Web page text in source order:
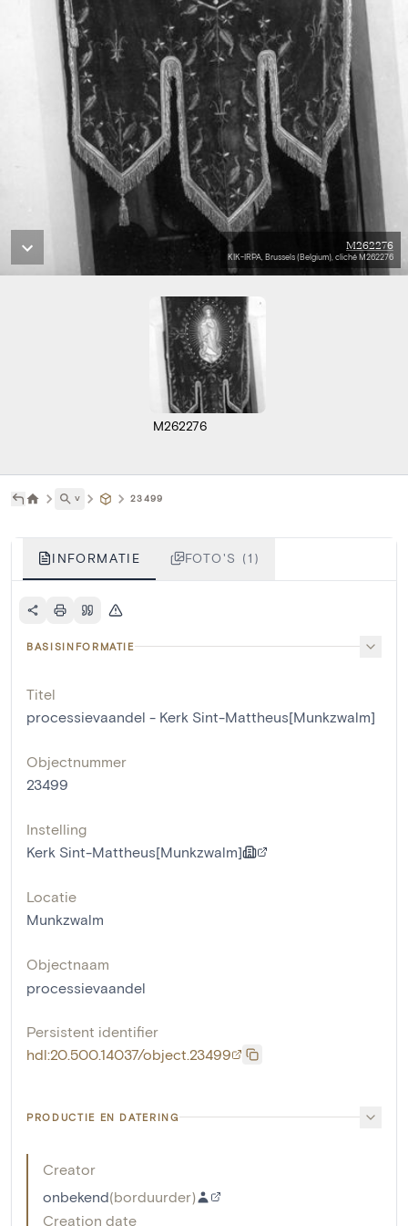
M262276
KIK-IRPA, Brussels (Belgium), cliché M262276
M262276
˅ 23499
INFORMATIE FOTO'S (1)
BASISINFORMATIE
Titel
processievaandel - Kerk Sint-Mattheus[Munkzwalm]
Objectnummer
23499
Instelling
Kerk Sint-Mattheus[Munkzwalm]
Locatie
Munkzwalm
Objectnaam
processievaandel
Persistent identifier
hdl:20.500.14037/object.23499
PRODUCTIE EN DATERING
Creator
onbekend(borduurder)
Creation date